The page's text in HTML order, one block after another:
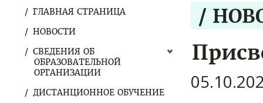
ГЛАВНАЯ СТРАНИЦА
НОВОСТИ
СВЕДЕНИЯ ОБ
ОБРАЗОВАТЕЛЬНОЙ
ОРГАНИЗАЦИИ
ДИСТАНЦИОННОЕ ОБУЧЕНИЕ
/